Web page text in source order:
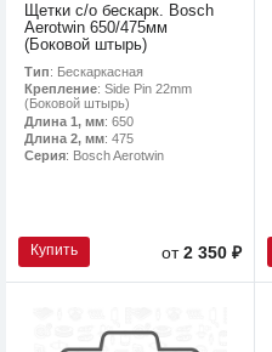
Щетки с/о бескарк. Bosch
Aerotwin 650/475мм
(Боковой штырь)
Тип: Бескаркасная
Крепление: Side Pin 22mm
(Боковой штырь)
Длина 1, мм: 650
Длина 2, мм: 475
Серия: Bosch Aerotwin
Купить от2 350 ₽